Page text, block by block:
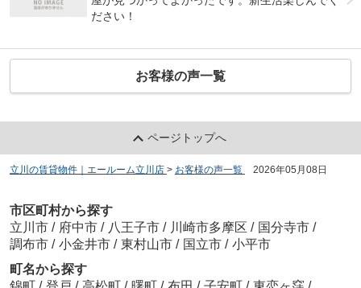
ださい！
お客様の声一覧
ページトップへ
立川の賃貸物件｜エールーム立川店 > お客様の声一覧 2026年05月08日
市区町村から探す
立川市 / 府中市 / 八王子市 / 川崎市多摩区 / 国分寺市 /
調布市 / 小金井市 / 東村山市 / 国立市 / 小平市
町名から探す